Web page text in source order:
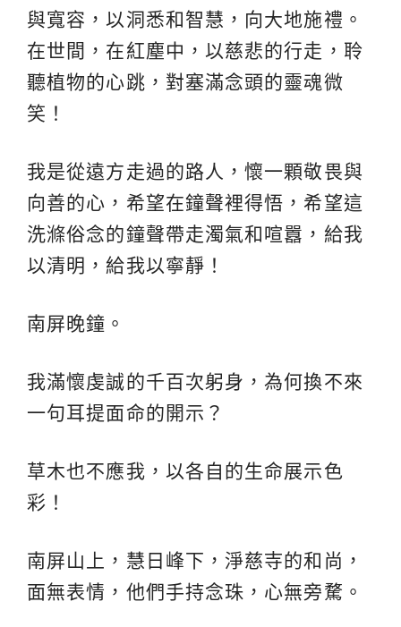
與寬容，以洞悉和智慧，向大地施禮。
在世間，在紅塵中，以慈悲的行走，聆
聽植物的心跳，對塞滿念頭的靈魂微
笑！
我是從遠方走過的路人，懷一顆敬畏與
向善的心，希望在鐘聲裡得悟，希望這
洗滌俗念的鐘聲帶走濁氣和喧囂，給我
以清明，給我以寧靜！
南屏晚鐘。
我滿懷虔誠的千百次躬身，為何換不來
一句耳提面命的開示？
草木也不應我，以各自的生命展示色
彩！
南屏山上，慧日峰下，淨慈寺的和尚，
面無表情，他們手持念珠，心無旁騖。